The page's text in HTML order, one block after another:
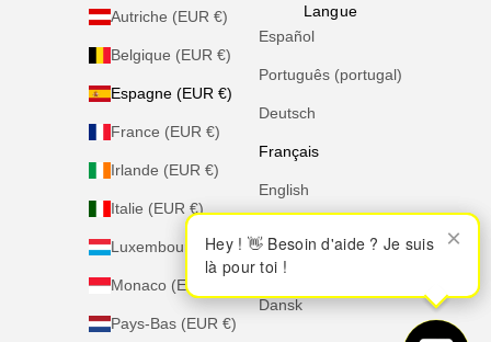
Autriche (EUR €)
Belgique (EUR €)
Espagne (EUR €)
France (EUR €)
Irlande (EUR €)
Italie (EUR €)
Luxembourg (EUR €)
Monaco (EUR €)
Pays-Bas (EUR €)
Langue
Español
Português (portugal)
Deutsch
Français
English
Nederlands
Dansk
Hey ! 👋 Besoin d'aide ? Je suis
là pour toi !
×
Hey ! 👋 Besoin d'aide ? Je suis
là pour toi !
×